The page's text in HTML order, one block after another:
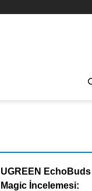
UGREEN EchoBuds
Magic İncelemesi: